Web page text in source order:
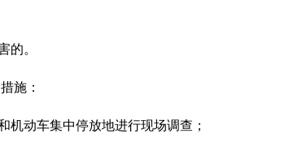
的。
施：
机动车集中停放地进行现场调查；